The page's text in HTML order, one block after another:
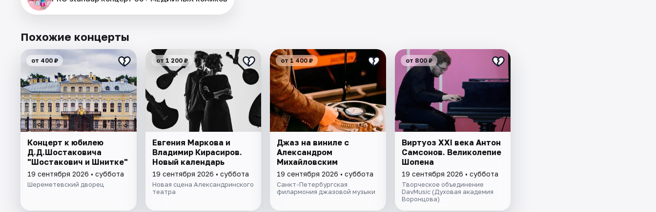
Похожие концерты
от 400 ₽
Концерт к юбилею
Д.Д.Шостаковича
"Шостакович и Шнитке"
19 сентября 2026 • суббота
Шереметевский дворец
от 1 200 ₽
Евгения Маркова и
Владимир Кирасиров.
Новый календарь
19 сентября 2026 • суббота
Новая сцена Александринского
театра
от 1 400 ₽
Джаз на виниле с
Александром
Михайловским
19 сентября 2026 • суббота
Санкт-Петербургская
филармония джазовой музыки
от 800 ₽
Виртуоз ХХI века Антон
Самсонов. Великолепие
Шопена
19 сентября 2026 • суббота
Творческое объединение
DavMusic (Духовая академия
Воронцова)